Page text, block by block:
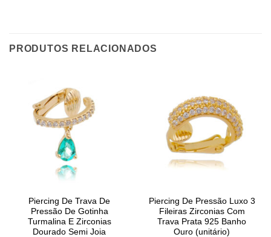
PRODUTOS RELACIONADOS
Piercing De Trava De
Pressão De Gotinha
Turmalina E Zirconias
Dourado Semi Joia
Piercing De Pressão Luxo 3
Fileiras Zirconias Com
Trava Prata 925 Banho
Ouro (unitário)